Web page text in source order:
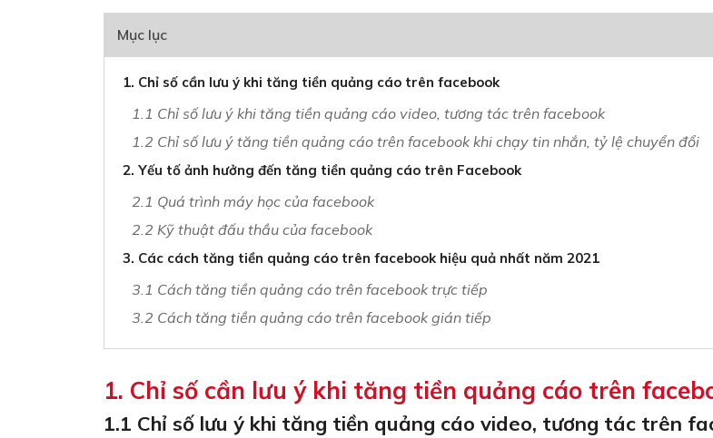
Mục lục
1. Chỉ số cần lưu ý khi tăng tiền quảng cáo trên facebook
1.1 Chỉ số lưu ý khi tăng tiền quảng cáo video, tương tác trên facebook
1.2 Chỉ số lưu ý tăng tiền quảng cáo trên facebook khi chạy tin nhắn, tỷ lệ chuyển đổi
2. Yếu tố ảnh hưởng đến tăng tiền quảng cáo trên Facebook
2.1 Quá trình máy học của facebook
2.2 Kỹ thuật đấu thầu của facebook
3. Các cách tăng tiền quảng cáo trên facebook hiệu quả nhất năm 2021
3.1 Cách tăng tiền quảng cáo trên facebook trực tiếp
3.2 Cách tăng tiền quảng cáo trên facebook gián tiếp
1. Chỉ số cần lưu ý khi tăng tiền quảng cáo trên
1.1 Chỉ số lưu ý khi tăng tiền quảng cáo video, tương tác trên